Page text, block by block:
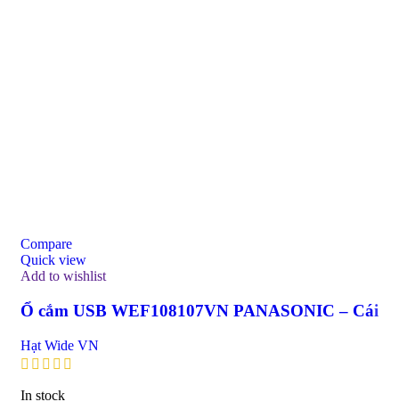
Compare
Quick view
Add to wishlist
Ổ cắm USB WEF108107VN PANASONIC – Cái
Hạt Wide VN
In stock